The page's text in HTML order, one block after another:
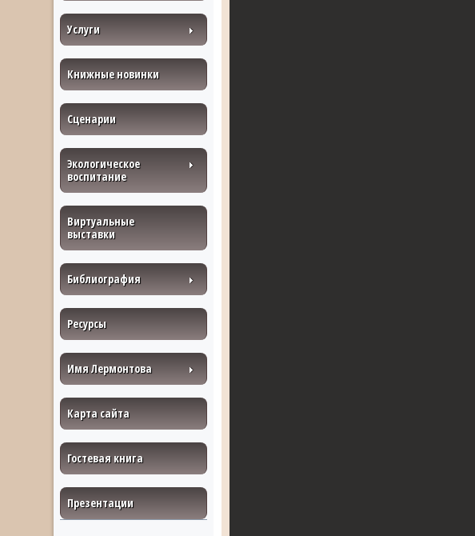
Услуги
Книжные новинки
Сценарии
Экологическое
воспитание
Виртуальные
выставки
Библиография
Ресурсы
Имя Лермонтова
Карта сайта
Гостевая книга
Презентации